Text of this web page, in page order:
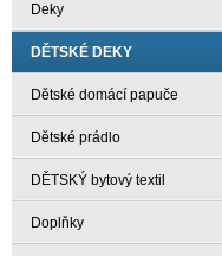
Deky
DĚTSKÉ DEKY
Dětské domácí papuče
Dětské prádlo
DĚTSKÝ bytový textil
Doplňky